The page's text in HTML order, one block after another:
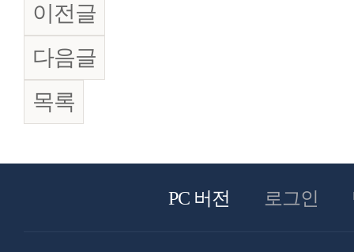
이전글
다음글
목록
PC 버전 로그인